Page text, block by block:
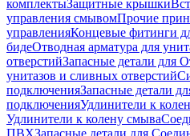
комплектыЗащитные крышки
управления смывомПрочие
управленияКонцевые фитинги
бидеОтводная арматура для
отверстийЗапасные детали для
унитазов и сливных отверстий
подключенияЗапасные детали
подключенияУдлинители к
Удлинители к колену смыва
ПВХЗапасные детали для